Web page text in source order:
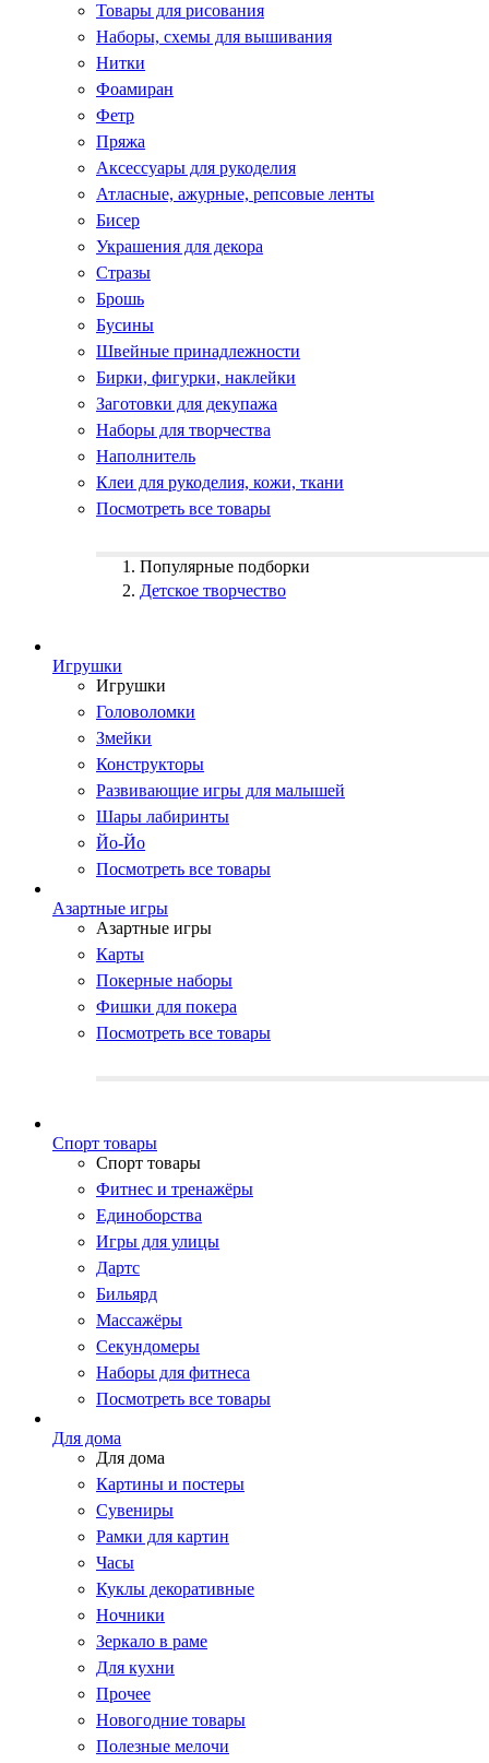
Товары для рисования
Наборы, схемы для вышивания
Нитки
Фоамиран
Фетр
Пряжа
Аксессуары для рукоделия
Атласные, ажурные, репсовые ленты
Бисер
Украшения для декора
Стразы
Брошь
Бусины
Швейные принадлежности
Бирки, фигурки, наклейки
Заготовки для декупажа
Наборы для творчества
Наполнитель
Клеи для рукоделия, кожи, ткани
Посмотреть все товары
Популярные подборки
Детское творчество
Игрушки
Игрушки
Головоломки
Змейки
Конструкторы
Развивающие игры для малышей
Шары лабиринты
Йо-Йо
Посмотреть все товары
Азартные игры
Азартные игры
Карты
Покерные наборы
Фишки для покера
Посмотреть все товары
Cпорт товары
Cпорт товары
Фитнес и тренажёры
Единоборства
Игры для улицы
Дартс
Бильярд
Массажёры
Секундомеры
Наборы для фитнеса
Посмотреть все товары
Для дома
Для дома
Картины и постеры
Сувениры
Рамки для картин
Часы
Куклы декоративные
Ночники
Зеркало в раме
Для кухни
Прочее
Новогодние товары
Полезные мелочи